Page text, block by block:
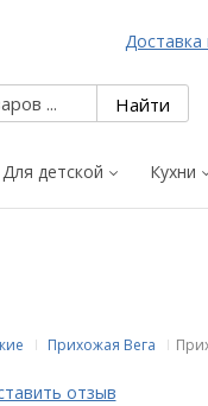
Доставка
Для детской Кухни
Прихожая Вега
отзыв